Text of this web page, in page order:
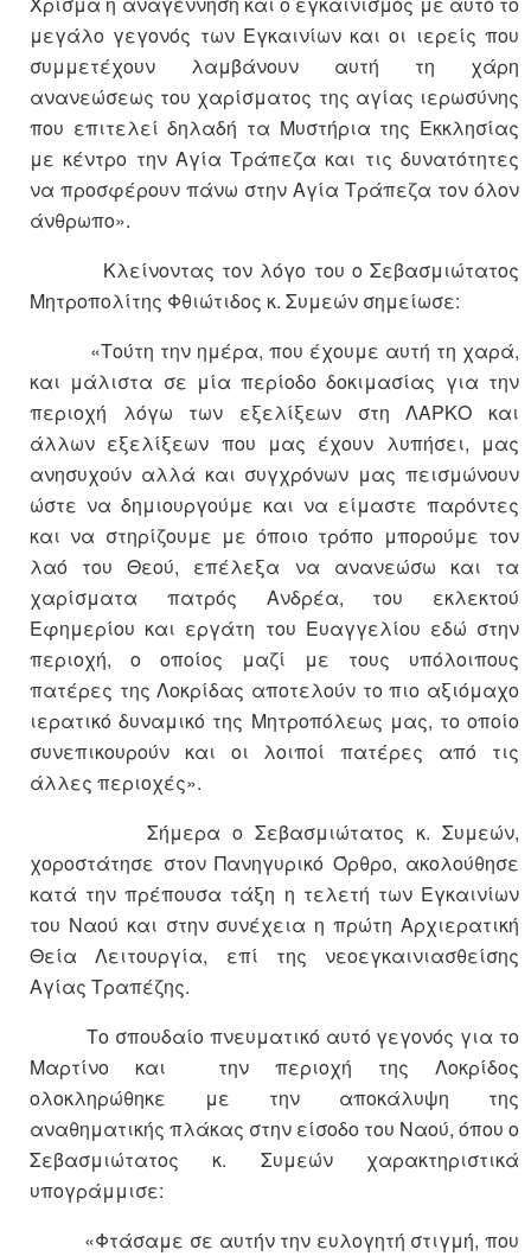
μεγάλο γεγονός των Εγκαινίων και οι ιερείς που
συμμετέχουν λαμβάνουν αυτή τη χάρη
ανανεώσεως του χαρίσματος της αγίας ιερωσύνης
που επιτελεί δηλαδή τα Μυστήρια της Εκκλησίας
με κέντρο την Αγία Τράπεζα και τις δυνατότητες
να προσφέρουν πάνω στην Αγία Τράπεζα τον όλον
άνθρωπο».
Κλείνοντας τον λόγο του ο Σεβασμιώτατος
Μητροπολίτης Φθιώτιδος κ. Συμεών σημείωσε:
«Τούτη την ημέρα, που έχουμε αυτή τη χαρά,
και μάλιστα σε μία περίοδο δοκιμασίας για την
περιοχή λόγω των εξελίξεων στη ΛΑΡΚΟ και
άλλων εξελίξεων που μας έχουν λυπήσει, μας
ανησυχούν αλλά και συγχρόνων μας πεισμώνουν
ώστε να δημιουργούμε και να είμαστε παρόντες
και να στηρίζουμε με όποιο τρόπο μπορούμε τον
λαό του Θεού, επέλεξα να ανανεώσω και τα
χαρίσματα πατρός Ανδρέα, του εκλεκτού
Εφημερίου και εργάτη του Ευαγγελίου εδώ στην
περιοχή, ο οποίος μαζί με τους υπόλοιπους
πατέρες της Λοκρίδας αποτελούν το πιο αξιόμαχο
ιερατικό δυναμικό της Μητροπόλεως μας, το οποίο
συνεπικουρούν και οι λοιποί πατέρες από τις
άλλες περιοχές».
Σήμερα ο Σεβασμιώτατος κ. Συμεών,
χοροστάτησε στον Πανηγυρικό Όρθρο, ακολούθησε
κατά την πρέπουσα τάξη η τελετή των Εγκαινίων
του Ναού και στην συνέχεια η πρώτη Αρχιερατική
Θεία Λειτουργία, επί της νεοεγκαινιασθείσης
Αγίας Τραπέζης.
Το σπουδαίο πνευματικό αυτό γεγονός για το
Μαρτίνο και την περιοχή της Λοκρίδος
ολοκληρώθηκε με την αποκάλυψη της
αναθηματικής πλάκας στην είσοδο του Ναού, όπου ο
Σεβασμιώτατος κ. Συμεών χαρακτηριστικά
υπογράμμισε:
«Φτάσαμε σε αυτήν την ευλογητή στιγμή, που